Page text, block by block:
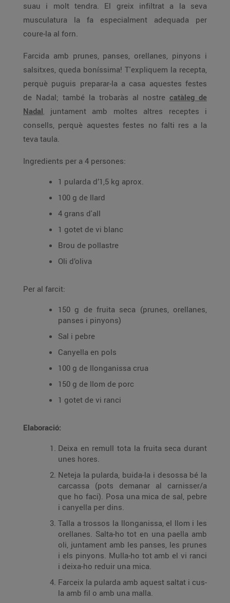
suau i molt tendra. El greix infiltrat a la seva
musculatura la fa especialment adequada per
coure-la al forn.
Farcida amb prunes, panses, orellanes, pinyons i
salsitxes, queda boníssima! T'expliquem la recepta,
perquè puguis preparar-la a casa aquestes festes
de Nadal; també la trobaràs al nostre catàleg de
Nadal, juntament amb moltes altres receptes i
consells, perquè aquestes festes no falti res a la
teva taula.
Ingredients per a 4 persones:
1 pularda d’1,5 kg aprox.
100 g de llard
4 grans d'all
1 gotet de vi blanc
Brou de pollastre
Oli d’oliva
Per al farcit:
150 g de fruita seca (prunes, orellanes,
panses i pinyons)
Sal i pebre
Canyella en pols
100 g de llonganissa crua
150 g de llom de porc
1 gotet de vi ranci
Elaboració:
Deixa en remull tota la fruita seca durant
unes hores.
Neteja la pularda, buida-la i desossa bé la
carcassa (pots demanar al carnisser/a
que ho faci). Posa una mica de sal, pebre
i canyella per dins.
Talla a trossos la llonganissa, el llom i les
orellanes. Salta-ho tot en una paella amb
oli, juntament amb les panses, les prunes
i els pinyons. Mulla-ho tot amb el vi ranci
i deixa-ho reduir una mica.
Farceix la pularda amb aquest saltat i cus-
la amb fil o amb una malla.